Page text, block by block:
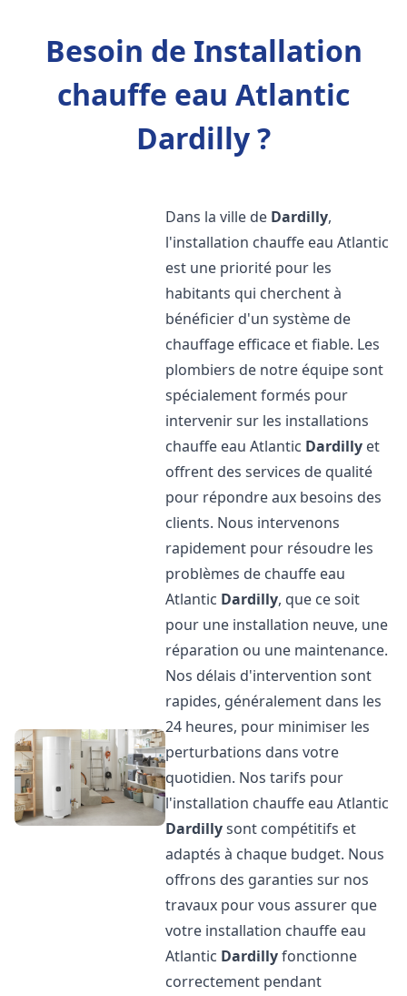
Besoin de Installation
chauffe eau Atlantic
Dardilly ?
Dans la ville de Dardilly,
l'installation chauffe eau Atlantic
est une priorité pour les
habitants qui cherchent à
bénéficier d'un système de
chauffage efficace et fiable. Les
plombiers de notre équipe sont
spécialement formés pour
intervenir sur les installations
chauffe eau Atlantic Dardilly et
offrent des services de qualité
pour répondre aux besoins des
clients. Nous intervenons
rapidement pour résoudre les
problèmes de chauffe eau
Atlantic Dardilly, que ce soit
pour une installation neuve, une
réparation ou une maintenance.
Nos délais d'intervention sont
rapides, généralement dans les
24 heures, pour minimiser les
perturbations dans votre
quotidien. Nos tarifs pour
l'installation chauffe eau Atlantic
Dardillysont compétitifs et
adaptés à chaque budget. Nous
offrons des garanties sur nos
travaux pour vous assurer que
votre installation chauffe eau
Atlantic Dardillyfonctionne
correctement pendant